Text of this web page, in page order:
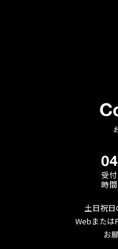
受付
時間
土日祝日
Webまたは
お